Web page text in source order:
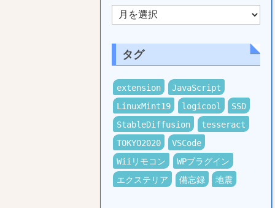
月
間
ア
ブ
タグ
extension
JavaScript
LinuxMint19
logicool
SSD
StableDiffusion
tesseract
TOKYO2020
VSCode
Wiiリモコン
WPプラグイン
エクステリア
備忘録 地震